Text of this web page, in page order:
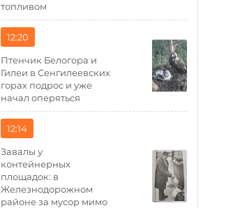
топливом
12:20
Птенчик Белогора и
Гилеи в Сенгилеевских
горах подрос и уже
начал оперяться
12:14
Завалы у
контейнерных
площадок: в
Железнодорожном
районе за мусор мимо